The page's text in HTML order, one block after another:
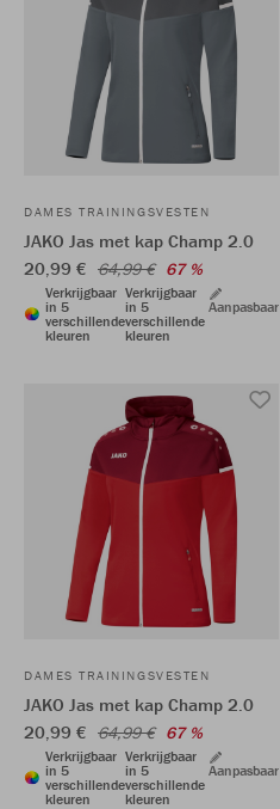
DAMES TRAININGSVESTEN
JAKO Jas met kap Champ 2.0
20,99 € 64,99 € 67 %
Verkrijgbaar
in 5
verschillende
kleuren
Verkrijgbaar
in 5
verschillende
kleuren
Aanpasbaar
DAMES TRAININGSVESTEN
JAKO Jas met kap Champ 2.0
20,99 € 64,99 € 67 %
Verkrijgbaar
in 5
verschillende
kleuren
Verkrijgbaar
in 5
verschillende
kleuren
Aanpasbaar